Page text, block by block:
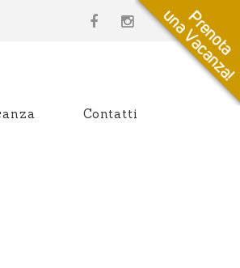
Contatti